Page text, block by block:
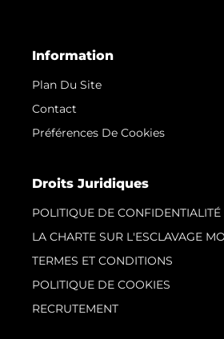
Information
Plan Du Site
Contact
Préférences De Cookies
Droits Juridiques
POLITIQUE DE CONFIDENTIALITÉ
LA CHARTE SUR L'ESCLAVAGE
TERMES ET CONDITIONS
POLITIQUE DE COOKIES
RECRUTEMENT